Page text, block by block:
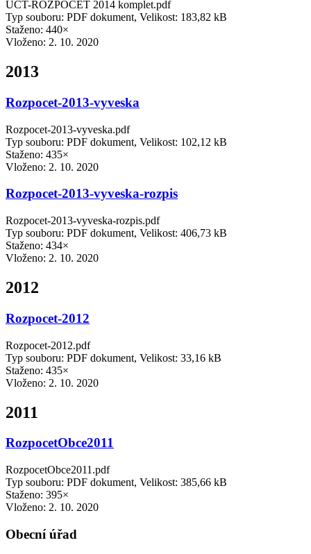
UCT-ROZPOCET 2014 komplet.pdf
Typ souboru: PDF dokument, Velikost: 183,82 kB
Staženo: 440×
Vloženo: 2. 10. 2020
2013
Rozpocet-2013-vyveska
Rozpocet-2013-vyveska.pdf
Typ souboru: PDF dokument, Velikost: 102,12 kB
Staženo: 435×
Vloženo: 2. 10. 2020
Rozpocet-2013-vyveska-rozpis
Rozpocet-2013-vyveska-rozpis.pdf
Typ souboru: PDF dokument, Velikost: 406,73 kB
Staženo: 434×
Vloženo: 2. 10. 2020
2012
Rozpocet-2012
Rozpocet-2012.pdf
Typ souboru: PDF dokument, Velikost: 33,16 kB
Staženo: 435×
Vloženo: 2. 10. 2020
2011
RozpocetObce2011
RozpocetObce2011.pdf
Typ souboru: PDF dokument, Velikost: 385,66 kB
Staženo: 395×
Vloženo: 2. 10. 2020
Obecní úřad